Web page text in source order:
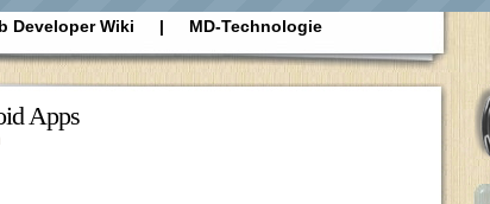
Developer Wiki | MD-Technologie
Apps